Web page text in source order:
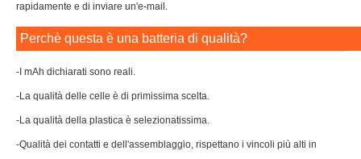
rapidamente e di inviare un'e-mail.
Perchè questa è una batteria di qualità?
-I mAh dichiarati sono reali.
-La qualità delle celle è di primissima scelta.
-La qualità della plastica è selezionatissima.
-Qualità dei contatti e dell'assemblaggio, rispettano i vincoli più alti in